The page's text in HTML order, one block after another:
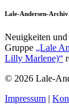
Lale-Andersen-Archiv
Neuigkeiten und
Gruppe „Lale
Lilly Marlene)“
© 2026 Lale-
Impressum |